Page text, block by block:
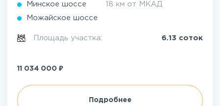
Минское шоссе 18 км от МКАД
Можайское шоссе
Площадь участка: 6.13 соток
11 034 000 ₽
Подробнее